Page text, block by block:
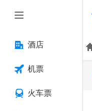
酒店
机票
火车票